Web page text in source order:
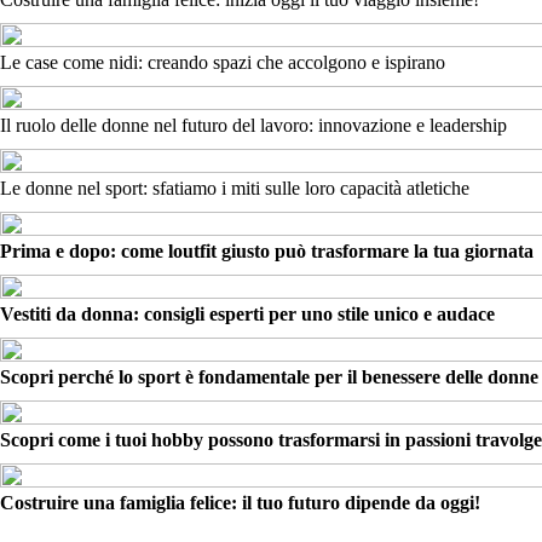
Le case come nidi: creando spazi che accolgono e ispirano
Il ruolo delle donne nel futuro del lavoro: innovazione e leadership
Le donne nel sport: sfatiamo i miti sulle loro capacità atletiche
Prima e dopo: come loutfit giusto può trasformare la tua giornata
Vestiti da donna: consigli esperti per uno stile unico e audace
Scopri perché lo sport è fondamentale per il benessere delle donne
Scopri come i tuoi hobby possono trasformarsi in passioni
Costruire una famiglia felice: il tuo futuro dipende da oggi!